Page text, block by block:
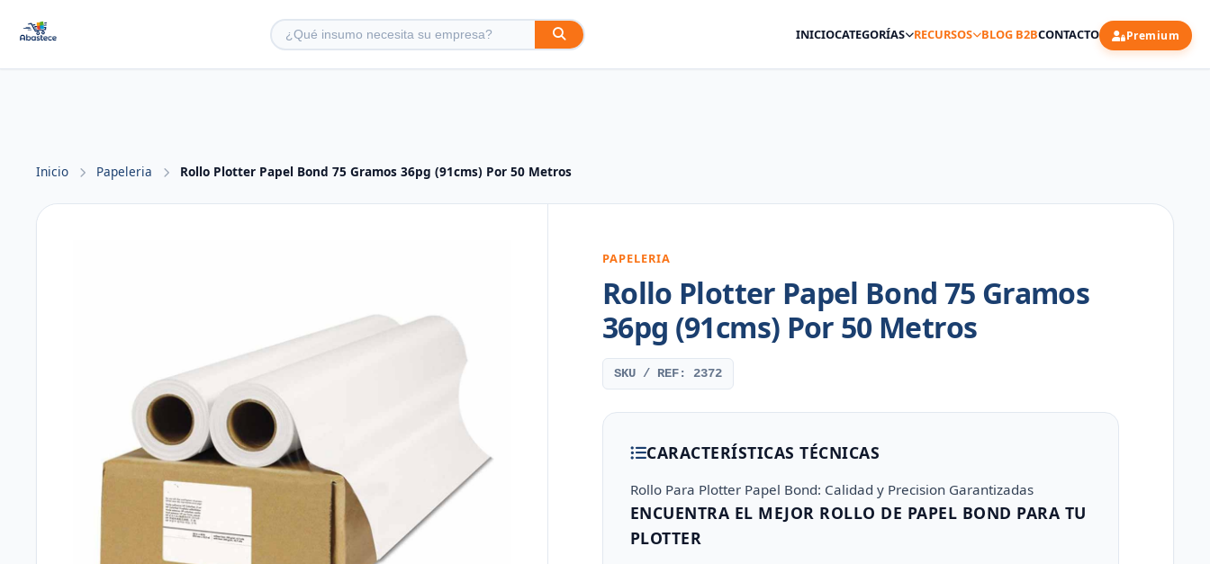
INICIOCATEGORÍAS RECURSOS BLOG B2BCONTACTO Premium
Inicio Papeleria Rollo Plotter Papel Bond 75 Gramos 36pg (91cms) Por 50 Metros
PAPELERIA
Rollo Plotter Papel Bond 75 Gramos
36pg (91cms) Por 50 Metros
SKU / REF: 2372
CARACTERÍSTICAS TÉCNICAS
Rollo Para Plotter Papel Bond: Calidad y Precision Garantizadas
ENCUENTRA EL MEJOR ROLLO DE PAPEL BOND PARA TU
PLOTTER